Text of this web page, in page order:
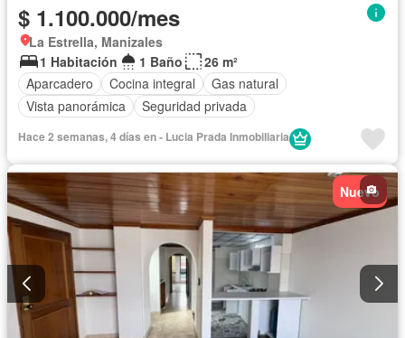
$ 1.100.000/mes
La Estrella, Manizales
1 Habitación
1 Baño
26 m²
Aparcadero
Cocina integral
Gas natural
Vista panorámica
Seguridad privada
Hace 2 semanas, 4 días en - Lucia Prada Inmobiliaria
Nuevo